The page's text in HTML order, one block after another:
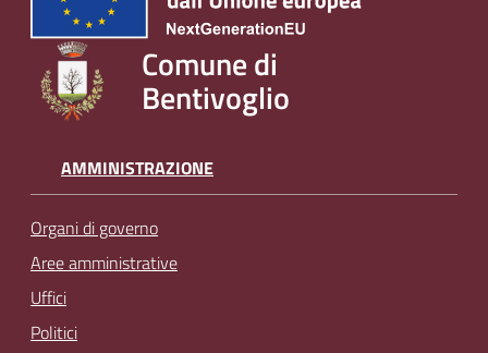
Tutti
argomenti...
Comune di
Bentivoglio
AMMINISTRAZIONE
Organi di governo
Aree amministrative
Uffici
Politici